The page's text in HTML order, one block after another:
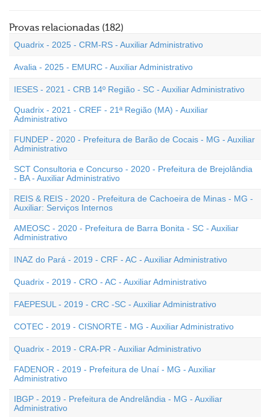
Provas relacionadas (182)
Quadrix - 2025 - CRM-RS - Auxiliar Administrativo
Avalia - 2025 - EMURC - Auxiliar Administrativo
IESES - 2021 - CRB 14º Região - SC - Auxiliar Administrativo
Quadrix - 2021 - CREF - 21ª Região (MA) - Auxiliar
Administrativo
FUNDEP - 2020 - Prefeitura de Barão de Cocais - MG - Auxiliar
Administrativo
SCT Consultoria e Concurso - 2020 - Prefeitura de Brejolândia
- BA - Auxiliar Administrativo
REIS & REIS - 2020 - Prefeitura de Cachoeira de Minas - MG -
Auxiliar: Serviços Internos
AMEOSC - 2020 - Prefeitura de Barra Bonita - SC - Auxiliar
Administrativo
INAZ do Pará - 2019 - CRF - AC - Auxiliar Administrativo
Quadrix - 2019 - CRO - AC - Auxiliar Administrativo
FAEPESUL - 2019 - CRC -SC - Auxiliar Administrativo
COTEC - 2019 - CISNORTE - MG - Auxiliar Administrativo
Quadrix - 2019 - CRA-PR - Auxiliar Administrativo
FADENOR - 2019 - Prefeitura de Unaí - MG - Auxiliar
Administrativo
IBGP - 2019 - Prefeitura de Andrelândia - MG - Auxiliar
Administrativo